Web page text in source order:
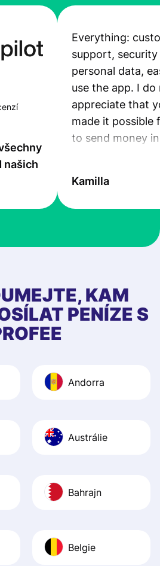
našich
Everything:
support,
personal data,
use the app. I do
appreciate that
made it possible
to send money
Kamilla
KAM
PENÍZE S
Andorra
Austrálie
Bahrajn
Belgie